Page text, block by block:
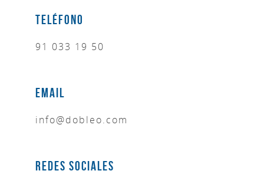
Teléfono
91 033 19 50
Email
info@dobleo.com
Redes Sociales